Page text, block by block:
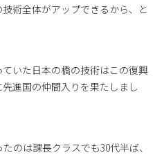
術全体がアップできるから、と
いた日本の橋の技術はこの復興
進国の仲間入りを果たしまし
のは課長クラスでも30代半ば、